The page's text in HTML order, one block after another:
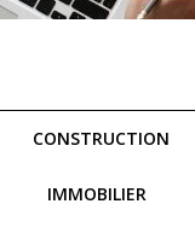
CONSTRUCTION
IMMOBILIER